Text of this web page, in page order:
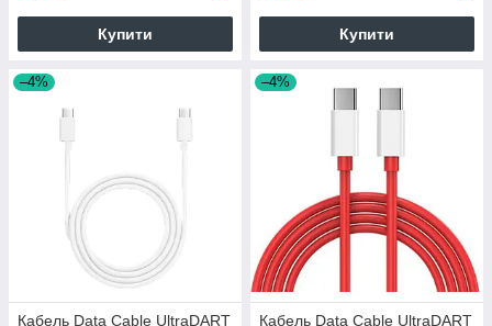
Купити Купити
–4%
Кабель Data Cable UltraDART
–4%
Кабель Data Cable UltraDART